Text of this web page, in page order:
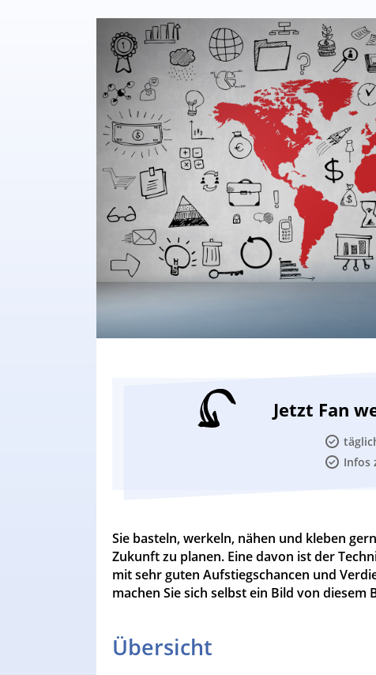
Jetzt Fan
Infos
Sie basteln, werkeln, nähen und kleben
Zukunft zu planen. Eine davon ist der
mit sehr guten Aufstiegschancen und
machen Sie sich selbst ein Bild von diesem
Übersicht